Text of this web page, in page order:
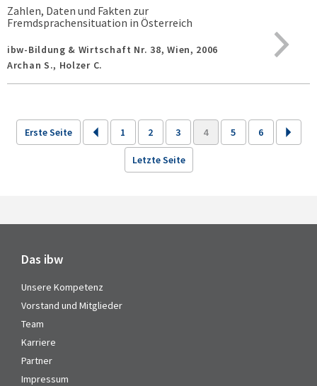
Zahlen, Daten und Fakten zur
Fremdsprachensituation in Österreich
ibw-Bildung & Wirtschaft Nr. 38,Wien, 2006
Archan S., Holzer C.
Erste Seite 1 2 3 4 5 6
Letzte Seite
Das ibw
Unsere Kompetenz
Vorstand und Mitglieder
Team
Karriere
Partner
Impressum